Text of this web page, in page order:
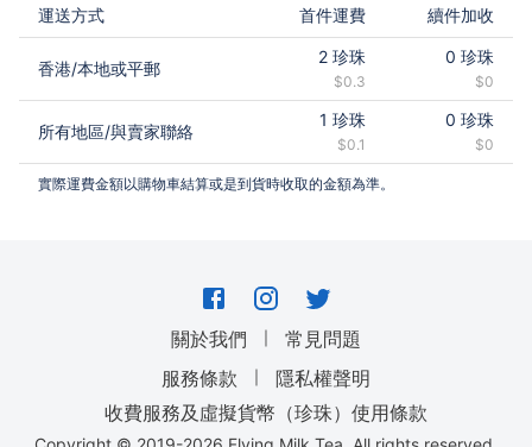
運送方式 首件運費 續件加收
香港/本地或平郵
2 珍珠
$0.3
0 珍珠
$0
所有地區/與賣家聯絡
1 珍珠
$0.1
0 珍珠
$0
實際運費金額以購物車結算或是到貨時收取的金額為準。
關於我們 ｜
常見問題
服務條款
｜
隱私權聲明
收費服務及虛擬貨幣（珍珠）使用條款